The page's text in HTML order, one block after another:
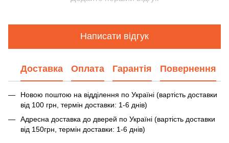
Написати відгук
Доставка Оплата Гарантія Повернення
Новою поштою на відділення по Україні (вартість доставки
від 100 грн, термін доставки: 1-6 днів)
Адресна доставка до дверей по Україні (вартість доставки
від 150грн, термін доставки: 1-6 днів)